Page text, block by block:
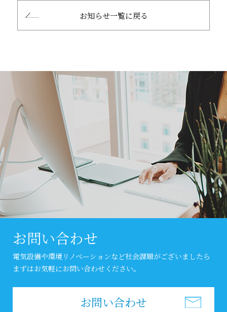
お知らせ一覧に戻る
お問い合わせ
電気設備や環境リノベーションなど社会課題がございましたら
まずはお気軽にお問い合わせください。
お問い合わせ